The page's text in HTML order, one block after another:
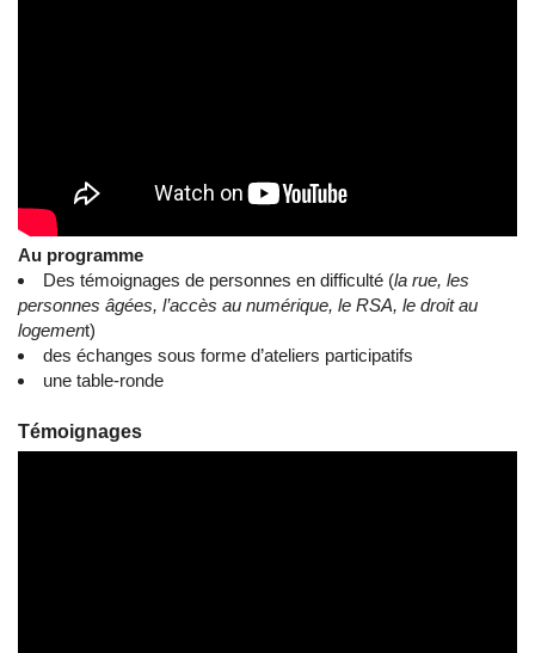
Au programme
Des témoignages de personnes en difficulté (la rue, les
personnes âgées, l’accès au numérique, le RSA, le droit au
logement)
des échanges sous forme d’ateliers participatifs
une table-ronde
Témoignages